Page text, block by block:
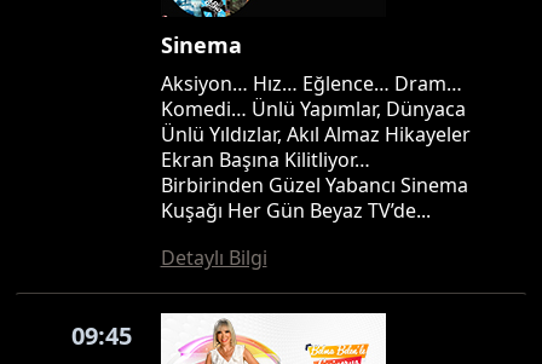
Sinema
Aksiyon… Hız… Eğlence… Dram…
Komedi… Ünlü Yapımlar, Dünyaca
Ünlü Yıldızlar, Akıl Almaz Hikayeler
Ekran Başına Kilitliyor…
Birbirinden Güzel Yabancı Sinema
Kuşağı Her Gün Beyaz TV’de...
Detaylı Bilgi
09:45